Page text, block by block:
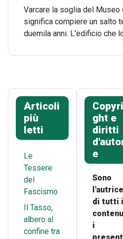
Varcare la soglia del Museo
significa compiere un salto
duemila anni. L'edificio che
Articoli
più
letti
Le
Tessere
del
Fascismo
Il Tasso,
albero al
confine tra
Copyri
ght e
diritti
e
Sono
l'autrice
di tutti i
i